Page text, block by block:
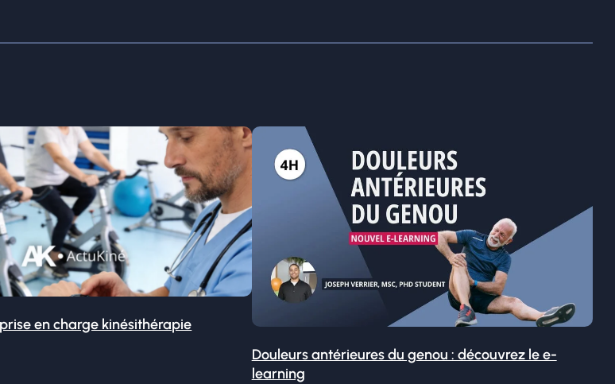
en charge kinésithérapie
Douleurs antérieures du genou : découvrez le e-
learning